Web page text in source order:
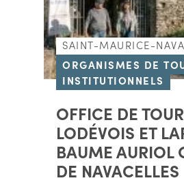
SAINT-MAURICE-
ORGANISMES DE
INSTITUTIONNELS
OFFICE DE
LODÉVOIS ET
BAUME AURIOL
DE NAVACELLES